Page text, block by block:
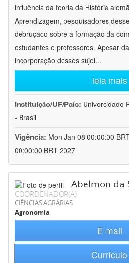
influência da teoria da História
Aprendizagem, pesquisadores
debruçado sobre a formação da
estudantes e professores. Apesar
incorporação desses sujei...
leia mais
Instituição/UF/País: Universidade
- Brasil
Vigência: Mon Jan 08 00:00:00
00:00:00 BRT 2027
Abelmon da
COORDENADOR(A)
CIÊNCIAS AGRÁRIAS
Agronomia
E-mail
Currículo